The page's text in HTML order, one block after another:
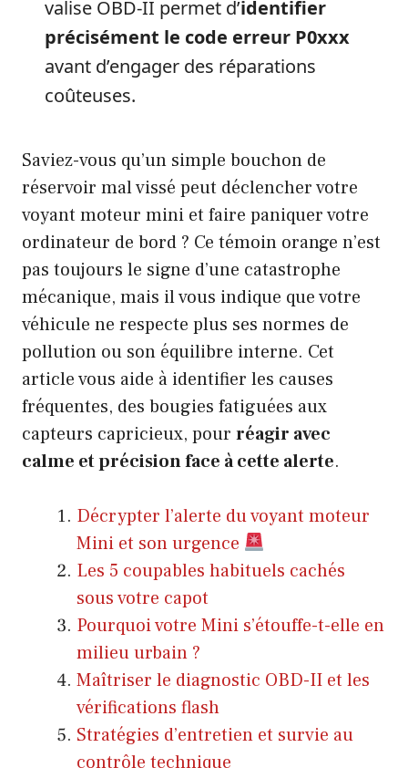
valise OBD-II permet d’identifier
précisément le code erreur P0xxx
avant d’engager des réparations
coûteuses.
Saviez-vous qu’un simple bouchon de
réservoir mal vissé peut déclencher votre
voyant moteur mini et faire paniquer votre
ordinateur de bord ? Ce témoin orange n’est
pas toujours le signe d’une catastrophe
mécanique, mais il vous indique que votre
véhicule ne respecte plus ses normes de
pollution ou son équilibre interne. Cet
article vous aide à identifier les causes
fréquentes, des bougies fatiguées aux
capteurs capricieux, pour réagir avec
calme et précision face à cette alerte.
Décrypter l’alerte du voyant moteur
Mini et son urgence
Les 5 coupables habituels cachés
sous votre capot
Pourquoi votre Mini s’étouffe-t-elle en
milieu urbain ?
Maîtriser le diagnostic OBD-II et les
vérifications flash
Stratégies d’entretien et survie au
contrôle technique